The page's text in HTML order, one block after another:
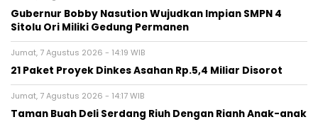
Gubernur Bobby Nasution Wujudkan Impian SMPN 4
Sitolu Ori Miliki Gedung Permanen
Jumat, 7 Agustus 2026 - 14:19 WIB
21 Paket Proyek Dinkes Asahan Rp.5,4 Miliar Disorot
Jumat, 7 Agustus 2026 - 14:17 WIB
Taman Buah Deli Serdang Riuh Dengan Rianh Anak-anak